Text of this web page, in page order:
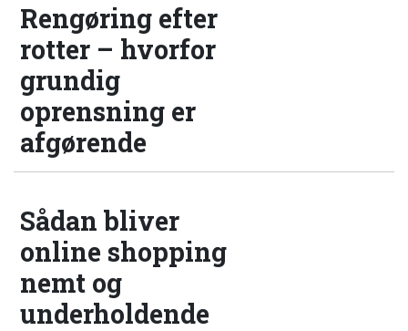
Rengøring efter
rotter – hvorfor
grundig
oprensning er
afgørende
Sådan bliver
online shopping
nemt og
underholdende